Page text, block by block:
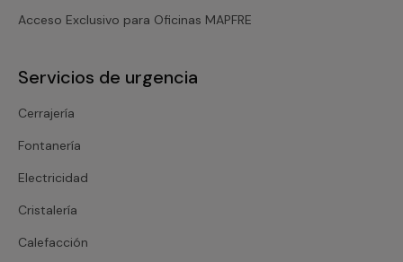
Acceso Exclusivo para Oficinas MAPFRE
Servicios de urgencia
Cerrajería
Fontanería
Electricidad
Cristalería
Calefacción